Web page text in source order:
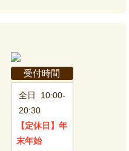
受付時間
全日
10:00-
20:30
【定休日】 年
末年始